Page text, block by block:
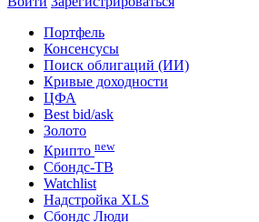
Войти Зарегистрироваться
Портфель
Консенсусы
Поиск облигаций (ИИ)
Кривые доходности
ЦФА
Best bid/ask
Золото
Крипто new